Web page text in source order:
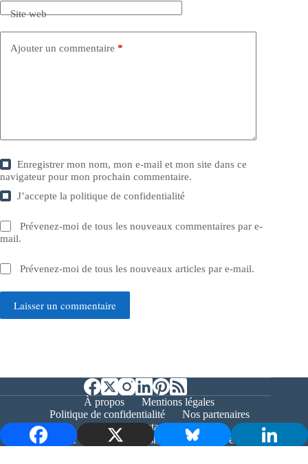
Site web
Ajouter un commentaire *
Enregistrer mon nom, mon e-mail et mon site dans ce
navigateur pour mon prochain commentaire.
J’accepte lapolitique de confidentialité
Prévenez-moi de tous les nouveaux commentaires par e-
mail.
Prévenez-moi de tous les nouveaux articles par e-mail.
Laisser un commentaire
À propos
Mentions légales
Politique de confidentialité
Nos partenaires
Contact
Copyright © 2026 - Bernieshoot.fr Journal Web